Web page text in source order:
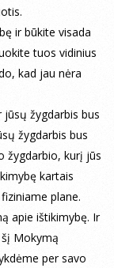
ir būkite visada
tuos vidinius
kad jau nėra
jūsų žygdarbis bus
žygdarbis bus
žygdarbio, kurį jūs
kartais
plane.
apie ištikimybę. Ir
Mokymą
per savo